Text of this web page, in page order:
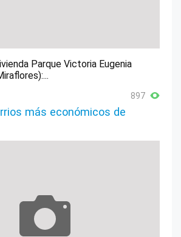
Parque Victoria Eugenia
897
más económicos de